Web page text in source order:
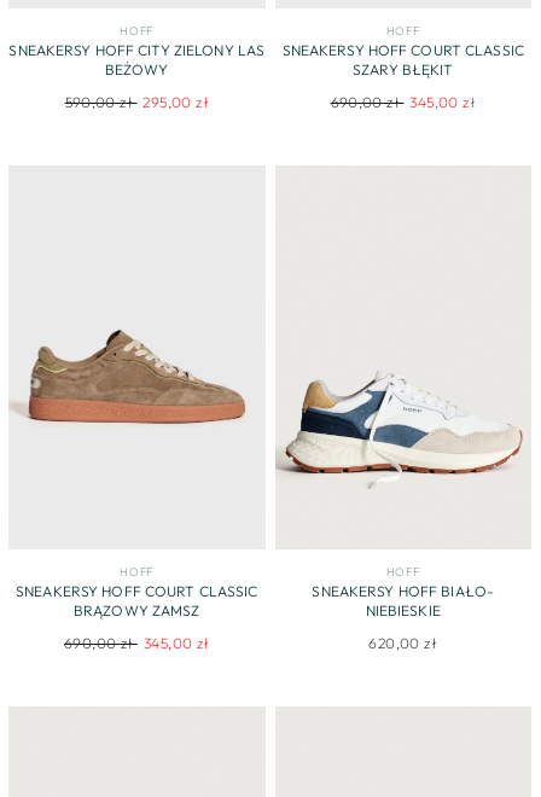
HOFF
SNEAKERSY HOFF CITY ZIELONY LAS
BEŻOWY
Regular
590,00 zł Sale
295,00 zł
HOFF
SNEAKERSY HOFF COURT CLASSIC
SZARY BŁĘKIT
Regular
690,00 zł Sale
345,00 zł
HOFF
SNEAKERSY HOFF COURT CLASSIC
BRĄZOWY ZAMSZ
Regular
690,00 zł Sale
345,00 zł
HOFF
SNEAKERSY HOFF BIAŁO-
NIEBIESKIE
620,00 zł